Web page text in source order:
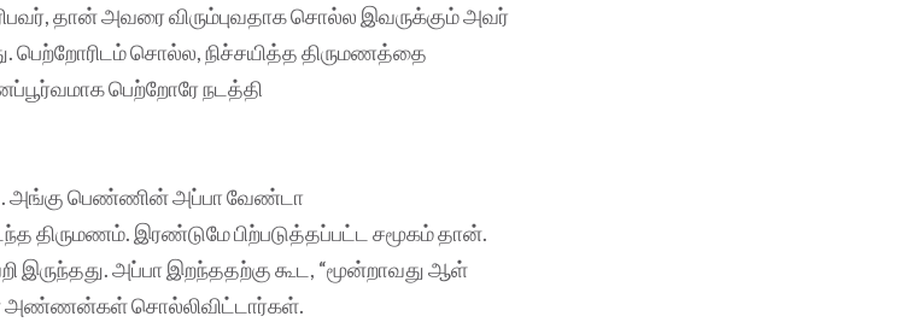
தான் அவரை விரும்புவதாக சொல்ல இவருக்கும் அவர்
பெற்றோரிடம் சொல்ல, நிச்சயித்த திருமணத்தை
பெற்றோரே நடத்தி
அங்கு பெண்ணின் அப்பா வேண்டா
திருமணம். இரண்டுமே பிற்படுத்தப்பட்ட சமூகம் தான்.
அப்பா இறந்ததற்கு கூட, “மூன்றாவது ஆள்
என அண்ணன்கள் சொல்லிவிட்டார்கள்.